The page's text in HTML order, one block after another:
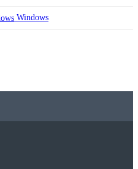
Windows